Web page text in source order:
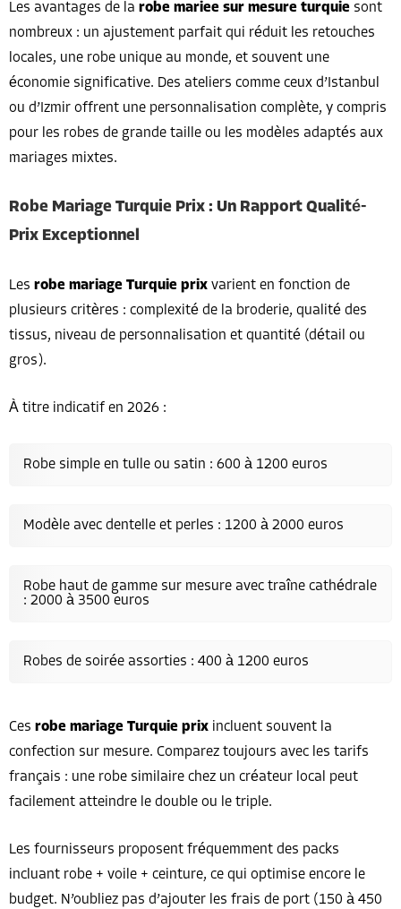
Les avantages de la robe mariee sur mesure turquie sont
nombreux : un ajustement parfait qui réduit les retouches
locales, une robe unique au monde, et souvent une
économie significative. Des ateliers comme ceux d’Istanbul
ou d’Izmir offrent une personnalisation complète, y compris
pour les robes de grande taille ou les modèles adaptés aux
mariages mixtes.
Robe Mariage Turquie Prix : Un Rapport Qualité-
Prix Exceptionnel
Les robe mariage Turquie prix varient en fonction de
plusieurs critères : complexité de la broderie, qualité des
tissus, niveau de personnalisation et quantité (détail ou
gros).
À titre indicatif en 2026 :
Robe simple en tulle ou satin : 600 à 1200 euros
Modèle avec dentelle et perles : 1200 à 2000 euros
Robe haut de gamme sur mesure avec traîne cathédrale
: 2000 à 3500 euros
Robes de soirée assorties : 400 à 1200 euros
Ces robe mariage Turquie prix incluent souvent la
confection sur mesure. Comparez toujours avec les tarifs
français : une robe similaire chez un créateur local peut
facilement atteindre le double ou le triple.
Les fournisseurs proposent fréquemment des packs
incluant robe + voile + ceinture, ce qui optimise encore le
budget. N’oubliez pas d’ajouter les frais de port (150 à 450